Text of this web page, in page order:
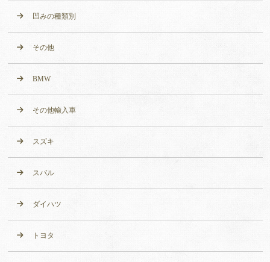
凹みの種類別
その他
BMW
その他輸入車
スズキ
スバル
ダイハツ
トヨタ